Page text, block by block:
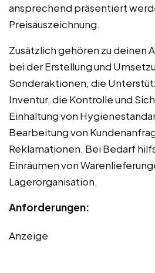
ansprechend präsentiert
Preisauszeichnung.
Zusätzlich gehören zu deinen
bei der Erstellung und
Sonderaktionen, die
Inventur, die Kontrolle und
Einhaltung von
Bearbeitung von
Reklamationen. Bei Bedarf
Einräumen von
Lagerorganisation.
Anforderungen:
Anzeige